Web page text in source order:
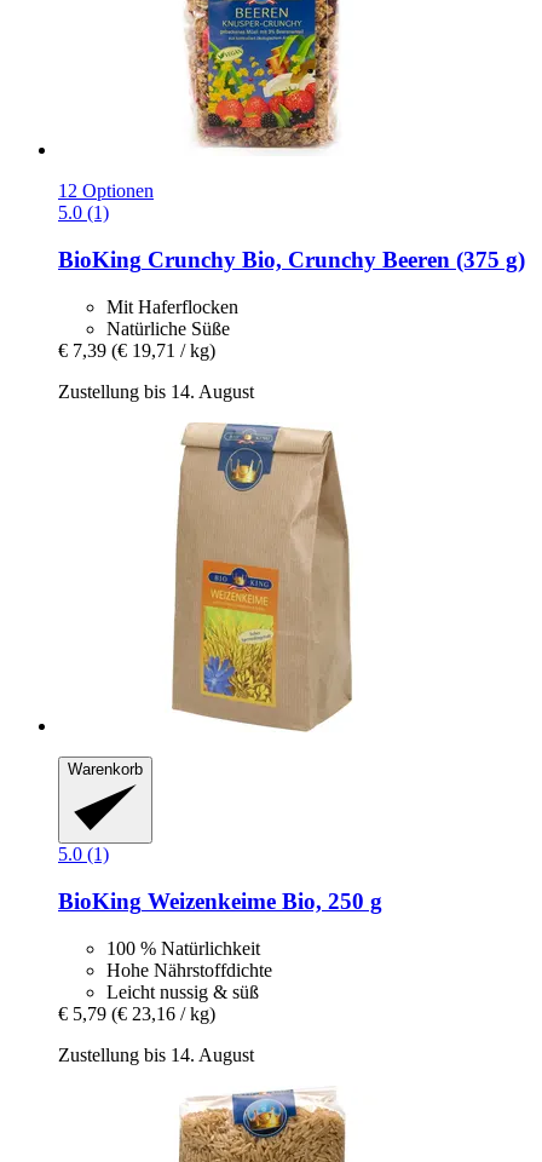
12 Optionen
5.0 (1)
BioKing Crunchy Bio, Crunchy Beeren (375 g)
Mit Haferflocken
Natürliche Süße
€ 7,39 (€ 19,71 / kg)
Zustellung bis 14. August
Warenkorb
5.0 (1)
BioKing Weizenkeime Bio, 250 g
100 % Natürlichkeit
Hohe Nährstoffdichte
Leicht nussig & süß
€ 5,79 (€ 23,16 / kg)
Zustellung bis 14. August